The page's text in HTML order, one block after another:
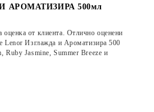
АРОМАТИЗИРА 500мл
от клиента. Отлично оценени
Lenor Изглажда и Ароматизира 500
Ruby Jasmine, Summer Breeze и